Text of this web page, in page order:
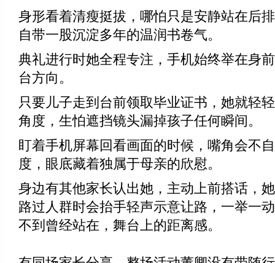
身形看着清瘦挺拔，哪怕只是安静站在后
自带一股沉淀多年的温润书卷气。
典礼进行时她全程专注，手机始终举在身
台方向。
只要儿子走到台前领取毕业证书，她就轻
角度，生怕遮挡镜头漏掉孩子任何瞬间。
盯着手机屏幕回看画面的时候，嘴角会不
度，眼底藏着独属于母亲的欣慰。
身边有其他家长认出她，主动上前搭话，
路过人群时会抬手轻声示意让路，一举一
不到曾经站在，舞台上的距离感。